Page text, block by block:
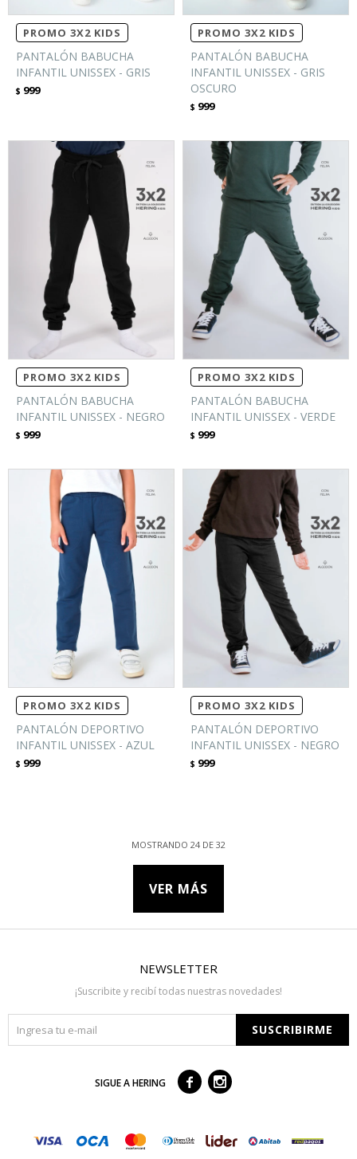
PROMO 3X2 KIDS
PANTALÓN BABUCHA
INFANTIL UNISSEX - GRIS
$ 999
PROMO 3X2 KIDS
PANTALÓN BABUCHA
INFANTIL UNISSEX - GRIS
OSCURO
$ 999
PROMO 3X2 KIDS
PANTALÓN BABUCHA
INFANTIL UNISSEX - NEGRO
$ 999
PROMO 3X2 KIDS
PANTALÓN BABUCHA
INFANTIL UNISSEX - VERDE
$ 999
PROMO 3X2 KIDS
PANTALÓN DEPORTIVO
INFANTIL UNISSEX - AZUL
$ 999
PROMO 3X2 KIDS
PANTALÓN DEPORTIVO
INFANTIL UNISSEX - NEGRO
$ 999
MOSTRANDO 24 DE 32
VER MÁS
NEWSLETTER
¡Suscribite y recibí todas nuestras novedades!
SUSCRIBIRME
SIGUE A HERING  